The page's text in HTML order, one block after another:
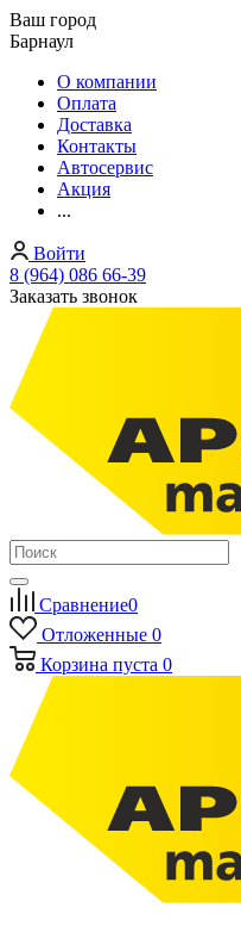
Ваш город
Барнаул
О компании
Оплата
Доставка
Контакты
Автосервис
Акция
...
Войти
8 (964) 086 66-39
Заказать звонок
Сравнение0
Отложенные 0
Корзина пуста 0